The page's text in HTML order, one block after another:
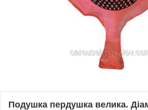
Подушка пердушка велика.